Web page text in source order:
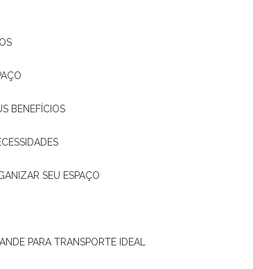
BENEFÍCIOS
SEU ESPAÇO
PARA TRANSPORTE IDEAL